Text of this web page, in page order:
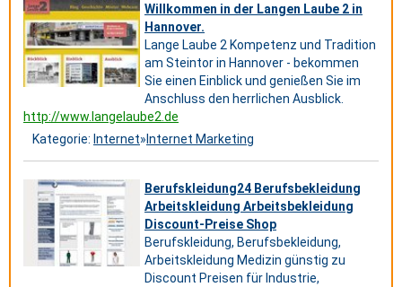
Willkommen in der Langen Laube 2 in
Hannover.
Lange Laube 2 Kompetenz und Tradition
am Steintor in Hannover - bekommen
Sie einen Einblick und genießen Sie im
Anschluss den herrlichen Ausblick.
http://www.langelaube2.de
Kategorie: Internet»Internet Marketing
Berufskleidung24 Berufsbekleidung
Arbeitskleidung Arbeitsbekleidung
Discount-Preise Shop
Berufskleidung, Berufsbekleidung,
Arbeitskleidung Medizin günstig zu
Discount Preisen für Industrie,